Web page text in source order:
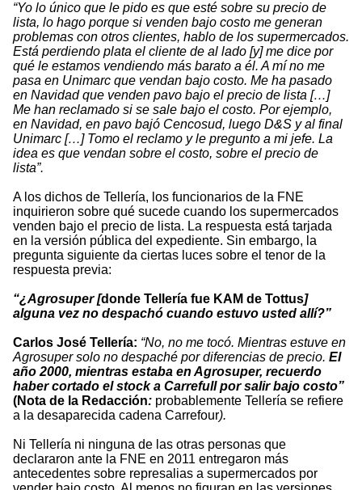
“Yo lo único que le pido es que esté sobre su precio de
lista, lo hago porque si venden bajo costo me generan
problemas con otros clientes, hablo de los supermercados.
Está perdiendo plata el cliente de al lado [y] me dice por
qué le estamos vendiendo más barato a él. A mí no me
pasa en Unimarc que vendan bajo costo. Me ha pasado
en Navidad que venden pavo bajo el precio de lista […]
Me han reclamado si se sale bajo el costo. Por ejemplo,
en Navidad, en pavo bajó Cencosud, luego D&S y al final
Unimarc […] Tomo el reclamo y le pregunto a mi jefe. La
idea es que vendan sobre el costo, sobre el precio de
lista”.
A los dichos de Tellería, los funcionarios de la FNE
inquirieron sobre qué sucede cuando los supermercados
venden bajo el precio de lista. La respuesta está tarjada
en la versión pública del expediente. Sin embargo, la
pregunta siguiente da ciertas luces sobre el tenor de la
respuesta previa:
“¿Agrosuper [donde Tellería fue KAM de Tottus]
alguna vez no despachó cuando estuvo usted allí?”
Carlos José Tellería: “No, no me tocó. Mientras estuve en
Agrosuper solo no despaché por diferencias de precio. El
año 2000, mientras estaba en Agrosuper, recuerdo
haber cortado el stock a Carrefull por salir bajo costo”
(Nota de la Redacción: probablemente Tellería se refiere
a la desaparecida cadena Carrefour).
Ni Tellería ni ninguna de las otras personas que
declararon ante la FNE en 2011 entregaron más
antecedentes sobre represalias a supermercados por